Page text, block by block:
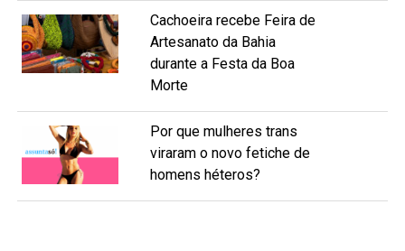
Cachoeira recebe Feira de
Artesanato da Bahia
durante a Festa da Boa
Morte
Por que mulheres trans
viraram o novo fetiche de
homens héteros?